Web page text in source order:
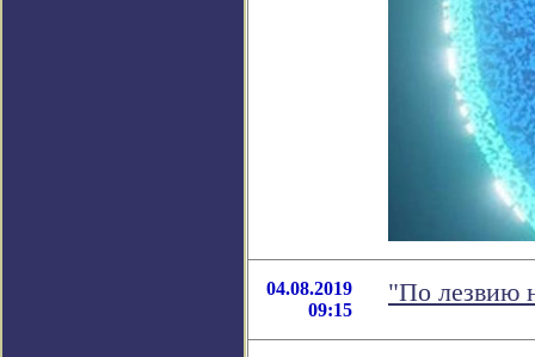
04.08.2019
09:15
"По лезвию